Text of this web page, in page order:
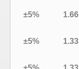
1.66
±5%
1.33
±5%